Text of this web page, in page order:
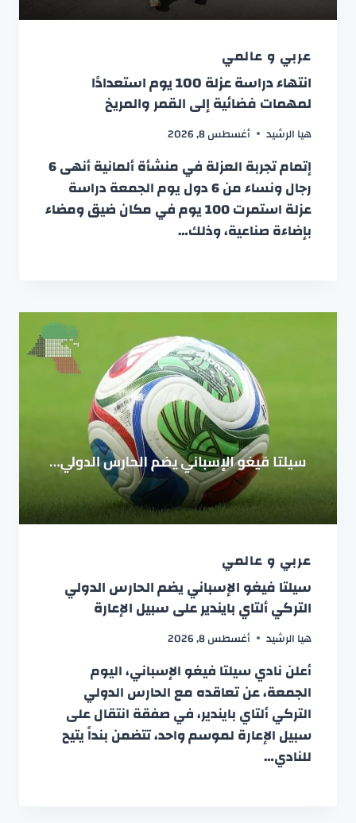
عربي و عالمي
انتهاء دراسة عزلة 100 يوم استعدادًا
لمهمات فضائية إلى القمر والمريخ
هيا الرشيد أغسطس 8, 2026
إتمام تجربة العزلة في منشأة ألمانية أنهى 6
رجال ونساء من 6 دول يوم الجمعة دراسة
عزلة استمرت 100 يوم في مكان ضيق ومضاء
بإضاءة صناعية، وذلك…
عربي و عالمي
سيلتا فيغو الإسباني يضم الحارس الدولي
التركي ألتاي بايندير على سبيل الإعارة
هيا الرشيد أغسطس 8, 2026
أعلن نادي سيلتا فيغو الإسباني، اليوم
الجمعة، عن تعاقده مع الحارس الدولي
التركي ألتاي بايندير، في صفقة انتقال على
سبيل الإعارة لموسم واحد، تتضمن بنداً يتيح
للنادي…